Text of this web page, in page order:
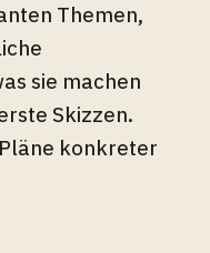
Themen,
sie machen
Skizzen.
konkreter